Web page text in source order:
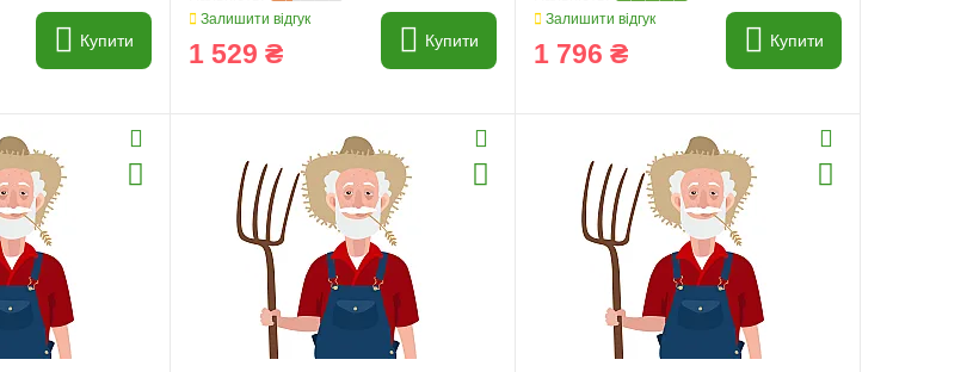
Купити
Залишити відгук
1 529 ₴ Купити
Залишити відгук
1 796 ₴ Купити